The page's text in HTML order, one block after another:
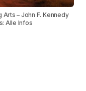
– John F. Kennedy
Alle Infos